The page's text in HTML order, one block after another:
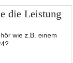
die Leistung
wie z.B. einem